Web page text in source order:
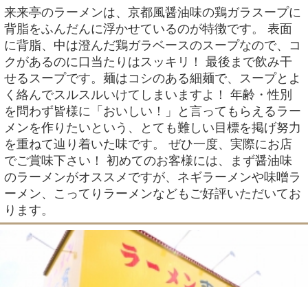
来来亭のラーメンは、京都風醤油味の鶏ガラスープに
背脂をふんだんに浮かせているのが特徴です。 表面
に背脂、中は澄んだ鶏ガラベースのスープなので、コ
クがあるのに口当たりはスッキリ！ 最後まで飲み干
せるスープです。麺はコシのある細麺で、スープとよ
く絡んでスルスルいけてしまいますよ！ 年齢・性別
を問わず皆様に「おいしい！」と言ってもらえるラー
メンを作りたいという、とても難しい目標を掲げ努力
を重ねて辿り着いた味です。 ぜひ一度、実際にお店
でご賞味下さい！ 初めてのお客様には、まず醤油味
のラーメンがオススメですが、ネギラーメンや味噌ラ
ーメン、こってりラーメンなどもご好評いただいてお
ります。